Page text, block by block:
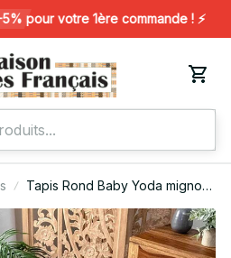
pour votre 1ère commande ! ⚡️
Tapis Rond Baby Yoda mignon
dans Star Wars 2